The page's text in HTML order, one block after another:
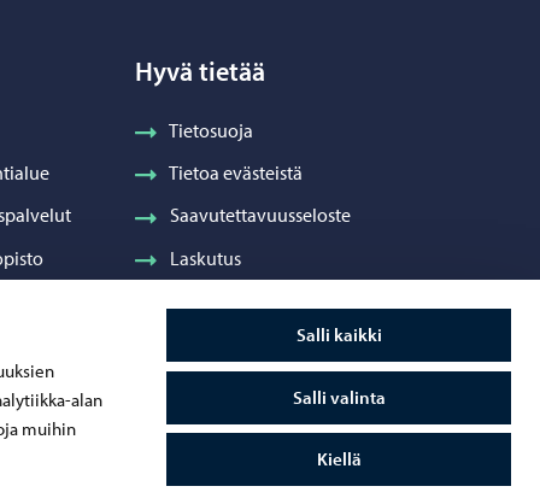
alan
muihin
Salli kaikki
Salli valinta
Kiellä
Hyvä tietää
Tietosuoja
Tietoa evästeistä
Saavutettavuusseloste
Laskutus